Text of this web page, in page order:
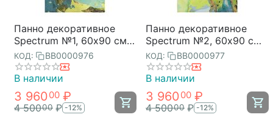
Панно декоративное
Spectrum №1, 60х90 см,
Bergenson Bjorn
КОД: BB0000976
В наличии
3 96000 ₽
4 50000 ₽ -12%
Панно декоративное
Spectrum №2, 60х90 см,
Bergenson Bjorn
КОД: BB0000977
В наличии
3 96000 ₽
4 50000 ₽ -12%